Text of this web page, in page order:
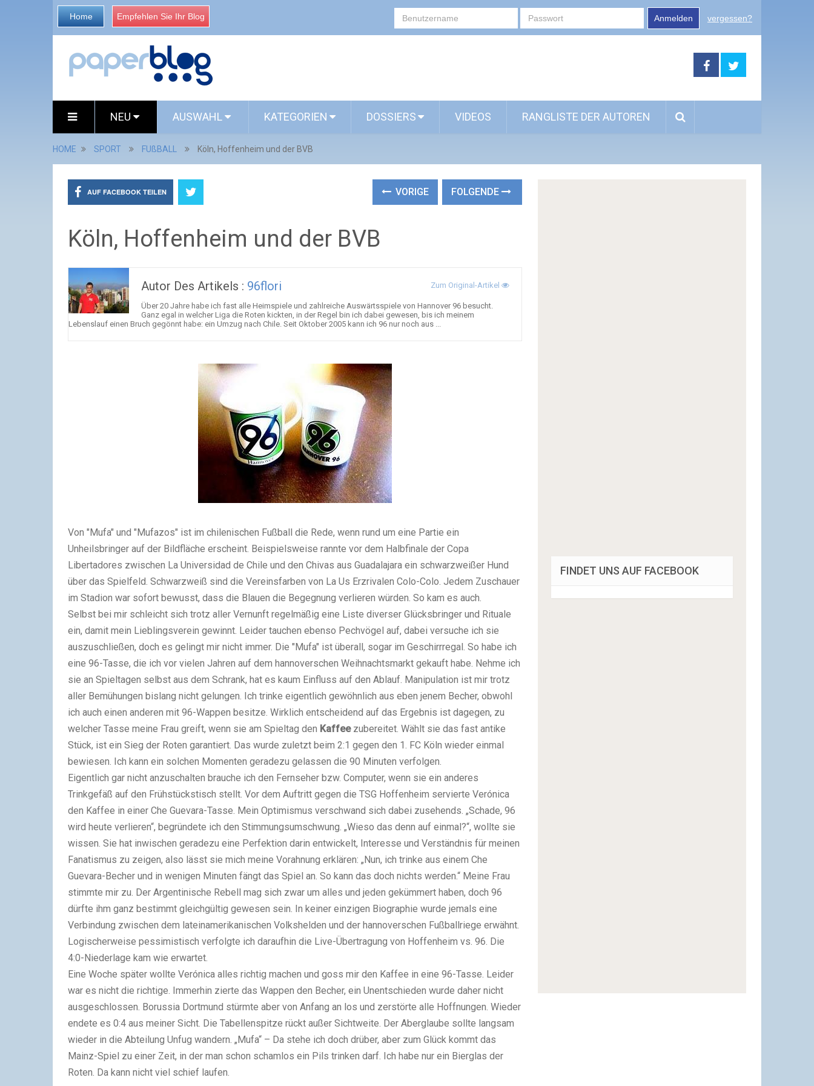
Home Empfehlen Sie Ihr Blog Anmelden vergessen?
NEU AUSWAHL KATEGORIEN DOSSIERS VIDEOS RANGLISTE DER AUTOREN
HOME SPORT FUßBALL Köln, Hoffenheim und der BVB
AUF FACEBOOK TEILEN VORIGE FOLGENDE
Köln, Hoffenheim und der BVB
Autor Des Artikels : 96flori Zum Original-Artikel
Über 20 Jahre habe ich fast alle Heimspiele und zahlreiche Auswärtsspiele von Hannover 96 besucht.
Ganz egal in welcher Liga die Roten kickten, in der Regel bin ich dabei gewesen, bis ich meinem
Lebenslauf einen Bruch gegönnt habe: ein Umzug nach Chile. Seit Oktober 2005 kann ich 96 nur noch aus ...
Von "Mufa" und "Mufazos" ist im chilenischen Fußball die Rede, wenn rund um eine Partie ein
Unheilsbringer auf der Bildfläche erscheint. Beispielsweise rannte vor dem Halbfinale der Copa
Libertadores zwischen La Universidad de Chile und den Chivas aus Guadalajara ein schwarzweißer Hund
über das Spielfeld. Schwarzweiß sind die Vereinsfarben von La Us Erzrivalen Colo-Colo. Jedem Zuschauer
im Stadion war sofort bewusst, dass die Blauen die Begegnung verlieren würden. So kam es auch.
Selbst bei mir schleicht sich trotz aller Vernunft regelmäßig eine Liste diverser Glücksbringer und Rituale
ein, damit mein Lieblingsverein gewinnt. Leider tauchen ebenso Pechvögel auf, dabei versuche ich sie
auszuschließen, doch es gelingt mir nicht immer. Die "Mufa" ist überall, sogar im Geschirrregal. So habe ich
eine 96-Tasse, die ich vor vielen Jahren auf dem hannoverschen Weihnachtsmarkt gekauft habe. Nehme ich
sie an Spieltagen selbst aus dem Schrank, hat es kaum Einfluss auf den Ablauf. Manipulation ist mir trotz
aller Bemühungen bislang nicht gelungen. Ich trinke eigentlich gewöhnlich aus eben jenem Becher, obwohl
ich auch einen anderen mit 96-Wappen besitze. Wirklich entscheidend auf das Ergebnis ist dagegen, zu
welcher Tasse meine Frau greift, wenn sie am Spieltag den Kaffeezubereitet. Wählt sie das fast antike
Stück, ist ein Sieg der Roten garantiert. Das wurde zuletzt beim 2:1 gegen den 1. FC Köln wieder einmal
bewiesen. Ich kann ein solchen Momenten geradezu gelassen die 90 Minuten verfolgen.
Eigentlich gar nicht anzuschalten brauche ich den Fernseher bzw. Computer, wenn sie ein anderes
Trinkgefäß auf den Frühstückstisch stellt. Vor dem Auftritt gegen die TSG Hoffenheim servierte Verónica
den Kaffee in einer Che Guevara-Tasse. Mein Optimismus verschwand sich dabei zusehends. „Schade, 96
wird heute verlieren“, begründete ich den Stimmungsumschwung. „Wieso das denn auf einmal?“, wollte sie
wissen. Sie hat inwischen geradezu eine Perfektion darin entwickelt, Interesse und Verständnis für meinen
Fanatismus zu zeigen, also lässt sie mich meine Vorahnung erklären: „Nun, ich trinke aus einem Che
Guevara-Becher und in wenigen Minuten fängt das Spiel an. So kann das doch nichts werden.“ Meine Frau
stimmte mir zu. Der Argentinische Rebell mag sich zwar um alles und jeden gekümmert haben, doch 96
dürfte ihm ganz bestimmt gleichgültig gewesen sein. In keiner einzigen Biographie wurde jemals eine
Verbindung zwischen dem lateinamerikanischen Volkshelden und der hannoverschen Fußballriege erwähnt.
Logischerweise pessimistisch verfolgte ich daraufhin die Live-Übertragung von Hoffenheim vs. 96. Die
4:0-Niederlage kam wie erwartet.
Eine Woche später wollte Verónica alles richtig machen und goss mir den Kaffee in eine 96-Tasse. Leider
war es nicht die richtige. Immerhin zierte das Wappen den Becher, ein Unentschieden wurde daher nicht
ausgeschlossen. Borussia Dortmund stürmte aber von Anfang an los und zerstörte alle Hoffnungen. Wieder
endete es 0:4 aus meiner Sicht. Die Tabellenspitze rückt außer Sichtweite. Der Aberglaube sollte langsam
wieder in die Abteilung Unfug wandern. „Mufa“ – Da stehe ich doch drüber, aber zum Glück kommt das
Mainz-Spiel zu einer Zeit, in der man schon schamlos ein Pils trinken darf. Ich habe nur ein Bierglas der
Roten. Da kann nicht viel schief laufen.
FINDET UNS AUF FACEBOOK